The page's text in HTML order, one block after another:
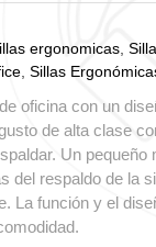
ergonomicas,
, Sillas
oficina con un
de alta clase
Un pequeño
del respaldo de la
La función y el